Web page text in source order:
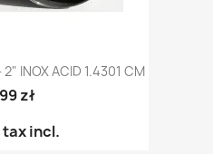
INOX ACID 1.4301 CM
zł
tax incl.